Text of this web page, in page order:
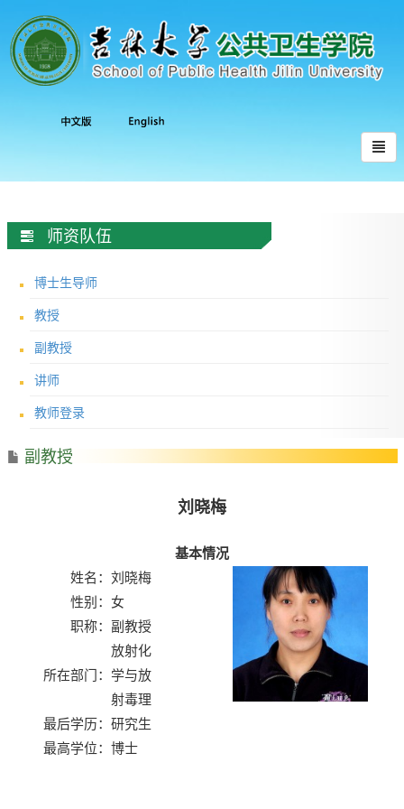
师资队伍
博士生导师
教授
副教授
讲师
教师登录
副教授
刘晓梅
基本情况
姓名： 刘晓梅
性别： 女
职称： 副教授
所在部门：
放射化
学与放
射毒理
最后学历： 研究生
最高学位： 博士